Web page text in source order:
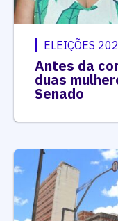
ELEIÇÕES
Antes da
duas
Senado